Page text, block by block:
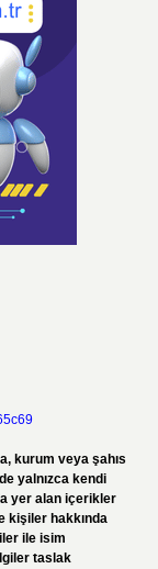
kurum veya şahıs
yalnızca kendi
yer alan içerikler
kişiler hakkında
ile isim
taslak